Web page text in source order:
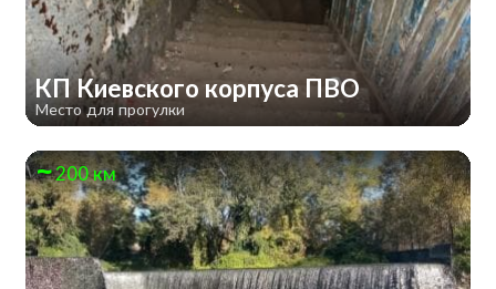
КП Киевского корпуса ПВО
Место для прогулки
200 км